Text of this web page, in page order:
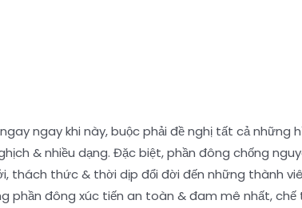
ngay khi này, buộc phải đề nghị tất cả những
& nhiều dạng. Đặc biệt, phần đông chống
thách thức & thời dịp đổi đời đến những thành
phần đông xúc tiến an toàn & đam mê nhất,